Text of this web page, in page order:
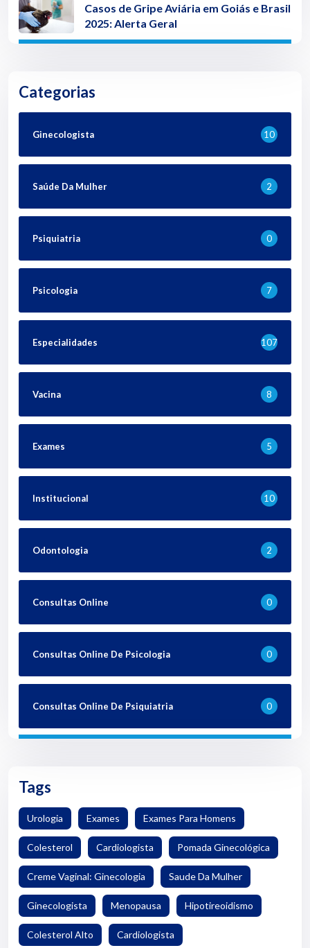
Casos de Gripe Aviária em Goiás e Brasil
2025: Alerta Geral
Categorias
Ginecologista 10
Saúde Da Mulher 2
Psiquiatria 0
Psicologia 7
Especialidades 107
Vacina 8
Exames 5
Institucional 10
Odontologia 2
Consultas Online 0
Consultas Online De Psicologia 0
Consultas Online De Psiquiatria 0
Tags
Urologia Exames Exames Para Homens
Colesterol Cardiologista Pomada Ginecológica
Creme Vaginal: Ginecologia Saude Da Mulher
Ginecologista Menopausa Hipotireoidismo
Colesterol Alto Cardiologista